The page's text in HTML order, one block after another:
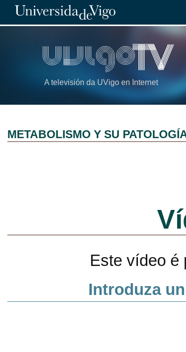
A televisión da UVigo en Internet
METABOLISMO Y SU